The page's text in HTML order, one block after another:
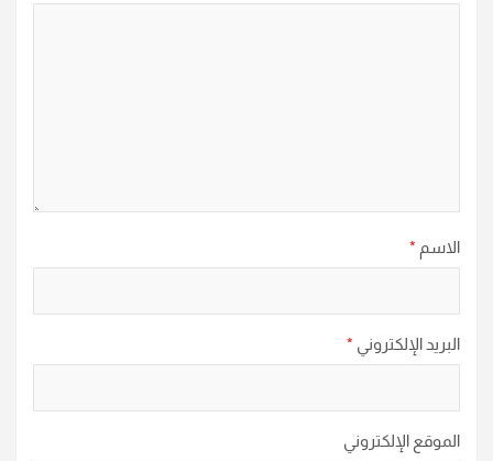
الاسم *
البريد الإلكتروني *
الموقع الإلكتروني